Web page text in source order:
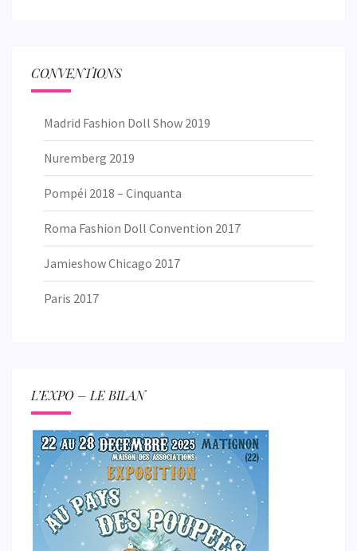
CONVENTIONS
Madrid Fashion Doll Show 2019
Nuremberg 2019
Pompéi 2018 – Cinquanta
Roma Fashion Doll Convention 2017
Jamieshow Chicago 2017
Paris 2017
L’EXPO – LE BILAN